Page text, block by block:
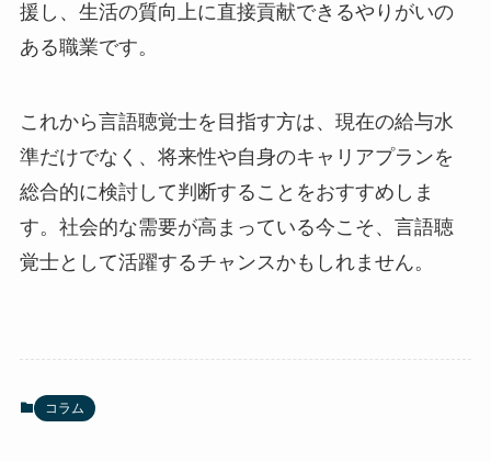
援し、生活の質向上に直接貢献できるやりがいの
ある職業です。
これから言語聴覚士を目指す方は、現在の給与水
準だけでなく、将来性や自身のキャリアプランを
総合的に検討して判断することをおすすめしま
す。社会的な需要が高まっている今こそ、言語聴
覚士として活躍するチャンスかもしれません。
コラム